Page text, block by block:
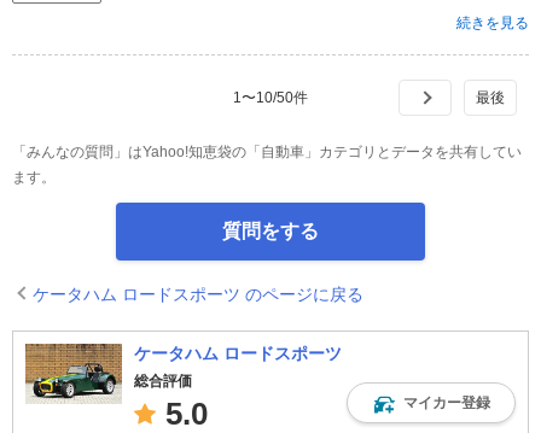
続きを見る
1 〜10/50件
「みんなの質問」はYahoo!知恵袋の「自動車」カテゴリとデータを共有してい
ます。
質問をする
ケータハム ロードスポーツ のページに戻る
ケータハム ロードスポーツ
総合評価
5.0 マイカー登録